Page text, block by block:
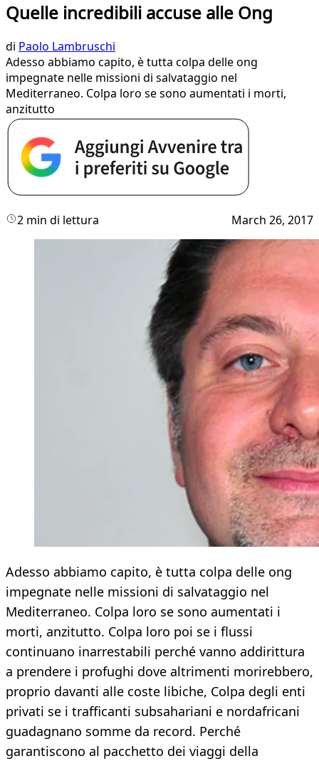
Quelle incredibili accuse alle Ong
di Paolo Lambruschi
Adesso abbiamo capito, è tutta colpa delle ong
impegnate nelle missioni di salvataggio nel
Mediterraneo. Colpa loro se sono aumentati i morti,
anzitutto
2 min di lettura March 26, 2017
Adesso abbiamo capito, è tutta colpa delle ong
impegnate nelle missioni di salvataggio nel
Mediterraneo. Colpa loro se sono aumentati i
morti, anzitutto. Colpa loro poi se i flussi
continuano inarrestabili perché vanno addirittura
a prendere i profughi dove altrimenti morirebbero,
proprio davanti alle coste libiche, Colpa degli enti
privati se i trafficanti subsahariani e nordafricani
guadagnano somme da record. Perché
garantiscono al pacchetto dei viaggi della